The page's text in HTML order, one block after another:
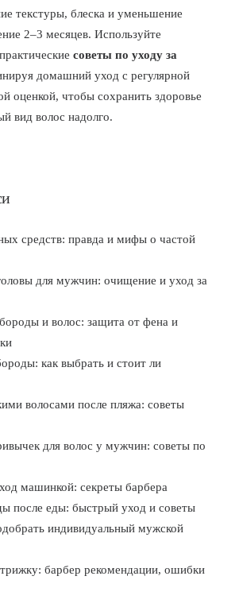
текстуры, блеска и уменьшение
2–3 месяцев. Используйте
советы по уходу за
домашний уход с регулярной
оценкой, чтобы сохранить здоровье
вид волос надолго.
средств: правда и мифы о частой
для мужчин: очищение и уход за
и волос: защита от фена и
как выбрать и стоит ли
волосами после пляжа: советы
для волос у мужчин: советы по
машинкой: секреты барбера
после еды: быстрый уход и советы
индивидуальный мужской
барбер рекомендации, ошибки